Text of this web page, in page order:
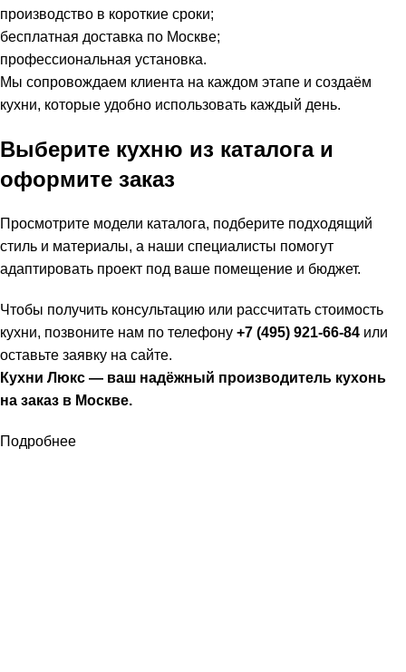
производство в короткие сроки;
бесплатная доставка по Москве;
профессиональная установка.
Мы сопровождаем клиента на каждом этапе и создаём
кухни, которые удобно использовать каждый день.
Выберите кухню из каталога и
оформите заказ
Просмотрите модели каталога, подберите подходящий
стиль и материалы, а наши специалисты помогут
адаптировать проект под ваше помещение и бюджет.
Чтобы получить консультацию или рассчитать стоимость
кухни, позвоните нам по телефону +7 (495) 921-66-84 или
оставьте заявку на сайте.
Кухни Люкс — ваш надёжный производитель кухонь
на заказ в Москве.
Подробнее